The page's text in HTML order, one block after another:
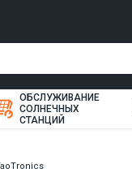
ОБСЛУЖИВАНИЕ
СОЛНЕЧНЫХ
СТАНЦИЙ